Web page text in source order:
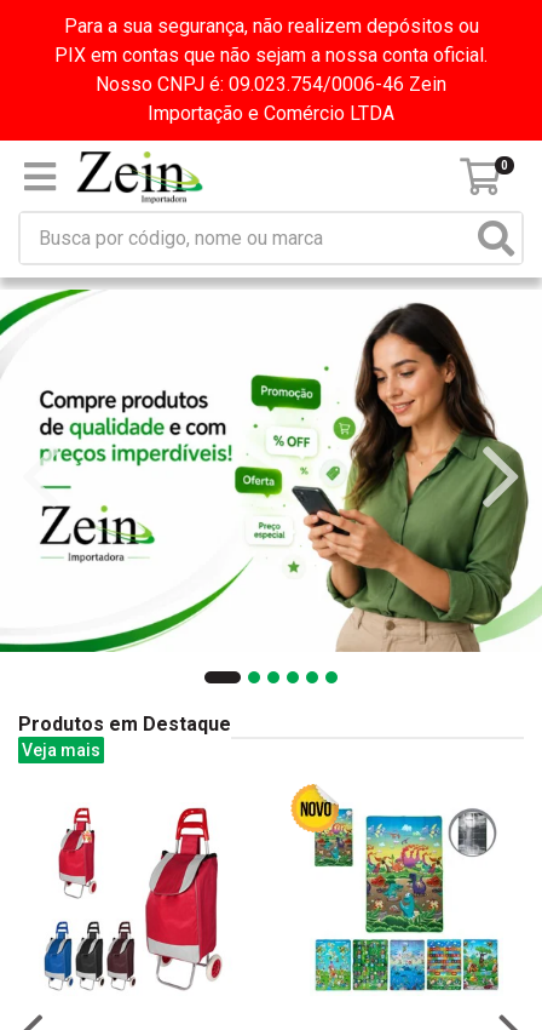
Para a sua segurança, não realizem depósitos ou
PIX em contas que não sejam a nossa conta oficial.
Nosso CNPJ é: 09.023.754/0006-46 Zein
Importação e Comércio LTDA
0
Produtos em Destaque
Veja mais